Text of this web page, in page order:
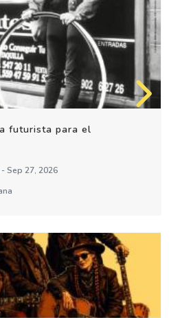
futurista para el
Sep 27, 2026